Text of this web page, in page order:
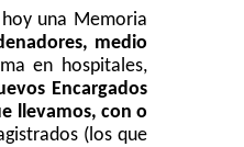
una Memoria
medio
en hospitales,
Encargados
llevamos, con o
(los que